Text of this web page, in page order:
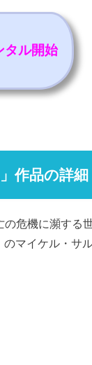
タル開始
作品の詳細
危機に瀕する
マイケル・サ